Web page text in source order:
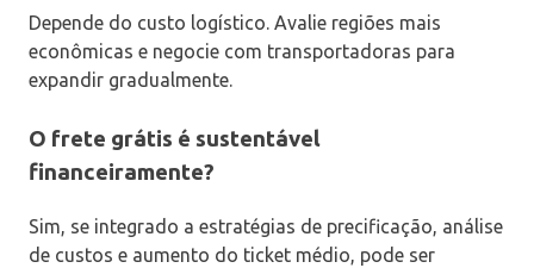
Depende do custo logístico. Avalie regiões mais
econômicas e negocie com transportadoras para
expandir gradualmente.
O frete grátis é sustentável
financeiramente?
Sim, se integrado a estratégias de precificação, análise
de custos e aumento do ticket médio, pode ser